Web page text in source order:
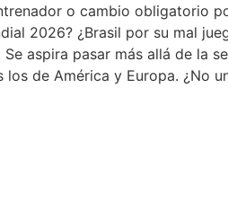
o cambio obligatorio
2026? ¿Brasil por su mal
aspira pasar más allá de la
de América y Europa. ¿No